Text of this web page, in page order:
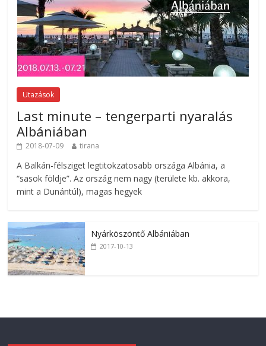
Utazások
Last minute – tengerparti nyaralás
Albániában
2018-07-09 tirana
A Balkán-félsziget legtitokzatosabb országa Albánia, a
“sasok földje”. Az ország nem nagy (területe kb. akkora,
mint a Dunántúl), magas hegyek
Nyárköszöntő Albániában
2017-10-13